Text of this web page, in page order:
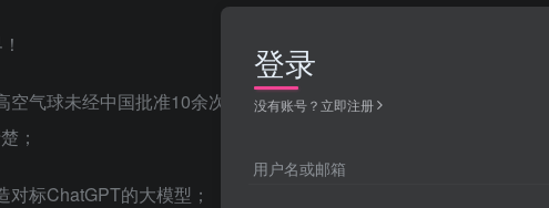
空气球未经中国批准10余次非法飞越中国领空；外交部：美国在世
；
标ChatGPT的大模型；
登录
没有账号？立即注册
用户名或邮箱